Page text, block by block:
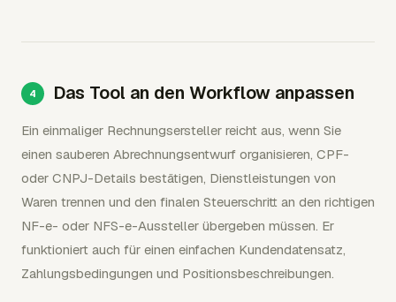
Das Tool an den Workflow anpassen
Ein einmaliger Rechnungsersteller reicht aus, wenn Sie
einen sauberen Abrechnungsentwurf organisieren, CPF-
oder CNPJ-Details bestätigen, Dienstleistungen von
Waren trennen und den finalen Steuerschritt an den richtigen
NF-e- oder NFS-e-Aussteller übergeben müssen. Er
funktioniert auch für einen einfachen Kundendatensatz,
Zahlungsbedingungen und Positionsbeschreibungen.